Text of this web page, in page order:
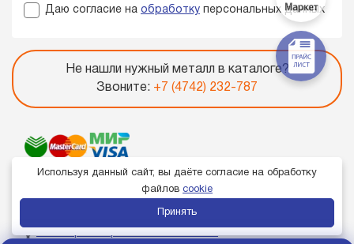
Даю согласие на обработку персональных данных
Не нашли нужный металл в каталоге?
Звоните: +7 (4742) 232-787
Используя данный сайт, вы даёте согласие на обработку
файлов cookie
Принять